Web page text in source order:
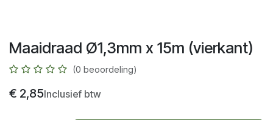
Maaidraad Ø1,3mm x 15m (vierkant)
(0 beoordeling)
€ 2,85Inclusief btw